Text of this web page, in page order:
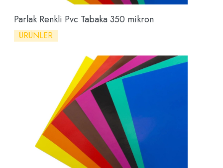
Parlak Renkli Pvc Tabaka 350 mikron
ÜRÜNLER